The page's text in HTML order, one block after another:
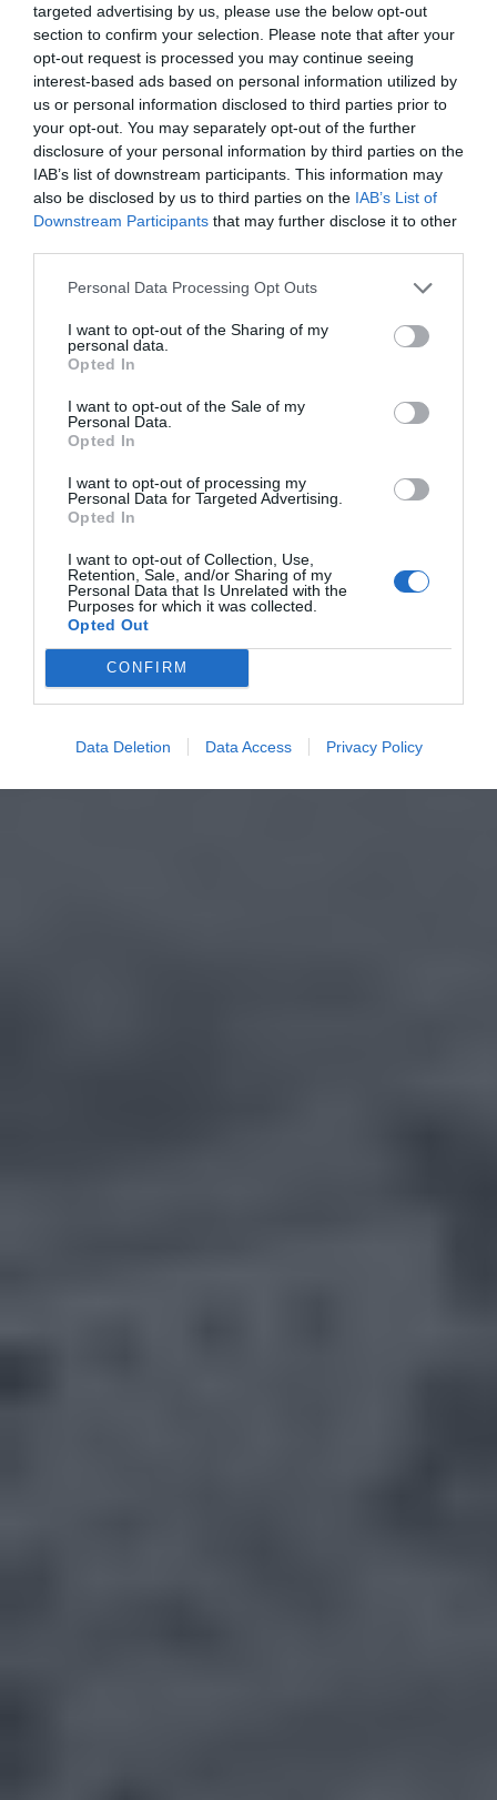
targeted advertising by us, please use the below opt-out
section to confirm your selection. Please note that after your
opt-out request is processed you may continue seeing
interest-based ads based on personal information utilized by
us or personal information disclosed to third parties prior to
your opt-out. You may separately opt-out of the further
disclosure of your personal information by third parties on the
IAB’s list of downstream participants. This information may
also be disclosed by us to third parties on the IAB’s List of
Downstream Participants that may further disclose it to other
Personal Data Processing Opt Outs
I want to opt-out of the Sharing of my
personal data.
Opted In
I want to opt-out of the Sale of my
Personal Data.
Opted In
I want to opt-out of processing my
Personal Data for Targeted Advertising.
Opted In
I want to opt-out of Collection, Use,
Retention, Sale, and/or Sharing of my
Personal Data that Is Unrelated with the
Purposes for which it was collected.
Opted Out
CONFIRM
Data Deletion Data Access Privacy Policy